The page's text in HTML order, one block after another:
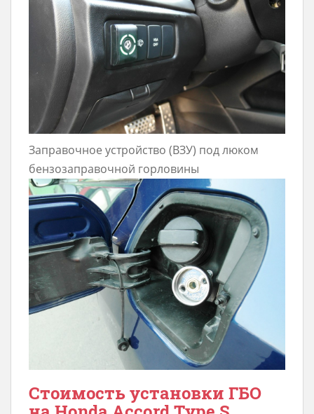
Заправочное устройство (ВЗУ) под люком
бензозаправочной горловины
Стоимость установки ГБО